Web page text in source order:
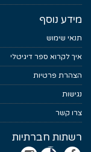
מידע נוסף
תנאי שימוש
איך לקרוא ספר דיגיטלי
הצהרת פרטיות
נגישות
צרו קשר
רשתות חברתיות